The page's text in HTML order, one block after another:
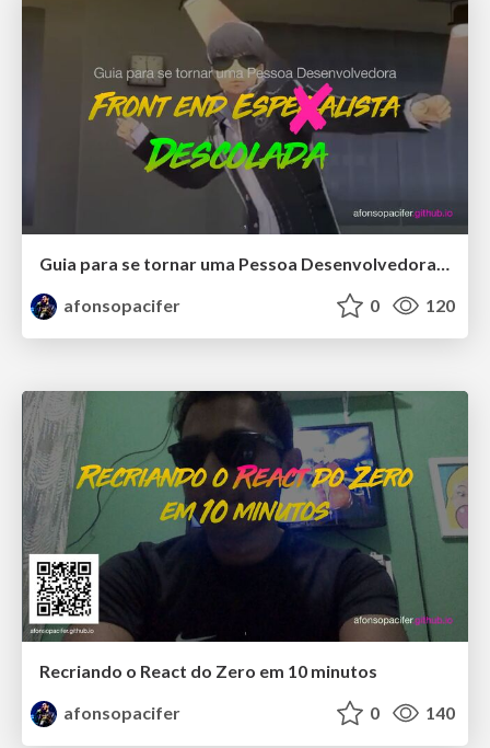
Guia para se tornar uma Pessoa Desenvolvedora Front-end Especialista
afonsopacifer
0 120
Recriando o React do Zero em 10 minutos
afonsopacifer
0 140